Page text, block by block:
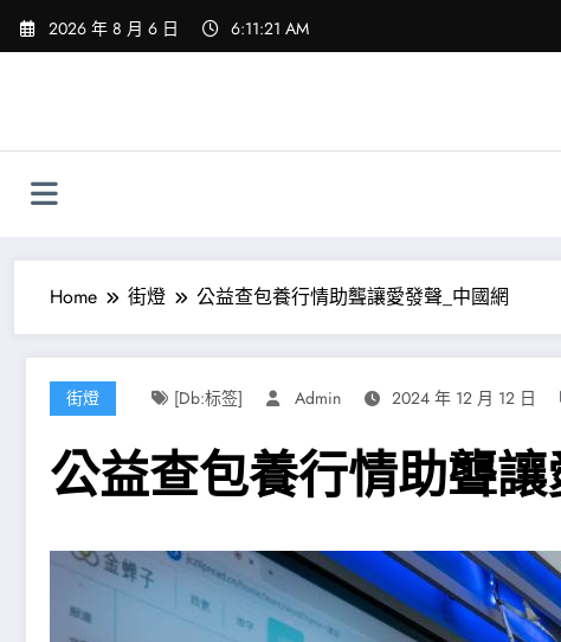
Skip
2026 年 8 月 6 日 6:11:22 AM
Home 街燈 公益查包養行情助聾讓愛發聲_中國網
街燈 [db:标签] Admin 2024 年 12 月 12 日
公益查包養行情助聾